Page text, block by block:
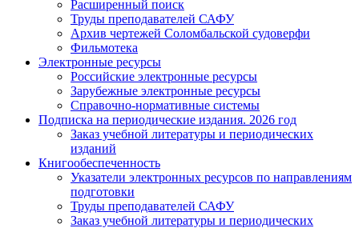
Расширенный поиск
Труды преподавателей САФУ
Архив чертежей Соломбальской судоверфи
Фильмотека
Электронные ресурсы
Российские электронные ресурсы
Зарубежные электронные ресурсы
Справочно-нормативные системы
Подписка на периодические издания. 2026 год
Заказ учебной литературы и периодических
изданий
Книгообеспеченность
Указатели электронных ресурсов по направлениям
подготовки
Труды преподавателей САФУ
Заказ учебной литературы и периодических